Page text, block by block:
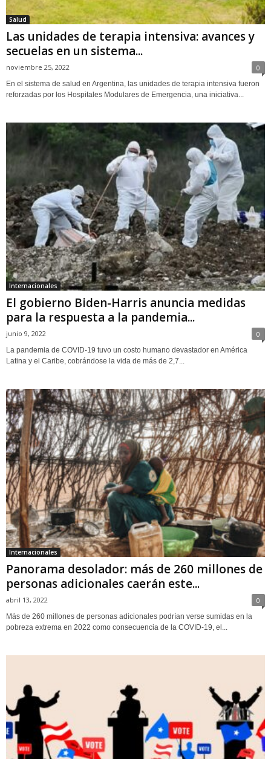
Salud
Las unidades de terapia intensiva: avances y
secuelas en un sistema...
noviembre 25, 2022 0
En el sistema de salud en Argentina, las unidades de terapia intensiva fueron
reforzadas por los Hospitales Modulares de Emergencia, una iniciativa...
Internacionales
El gobierno Biden-Harris anuncia medidas
para la respuesta a la pandemia...
junio 9, 2022 0
La pandemia de COVID-19 tuvo un costo humano devastador en América
Latina y el Caribe, cobrándose la vida de más de 2,7...
Internacionales
Panorama desolador: más de 260 millones de
personas adicionales caerán este...
abril 13, 2022 0
Más de 260 millones de personas adicionales podrían verse sumidas en la
pobreza extrema en 2022 como consecuencia de la COVID-19, el...